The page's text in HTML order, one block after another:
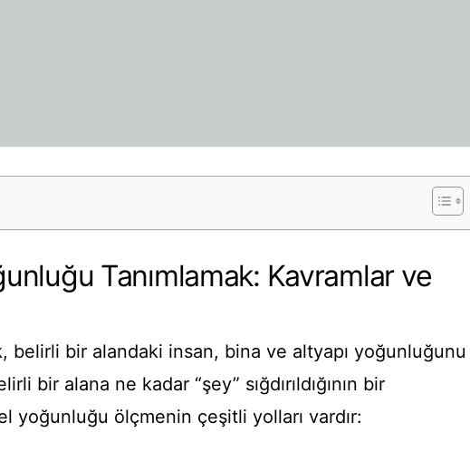
Tanımlamak: Kavramlar ve
belirli bir alandaki insan, bina ve altyapı yoğunluğunu
bir alana ne kadar “şey” sığdırıldığının bir
yoğunluğu ölçmenin çeşitli yolları vardır: